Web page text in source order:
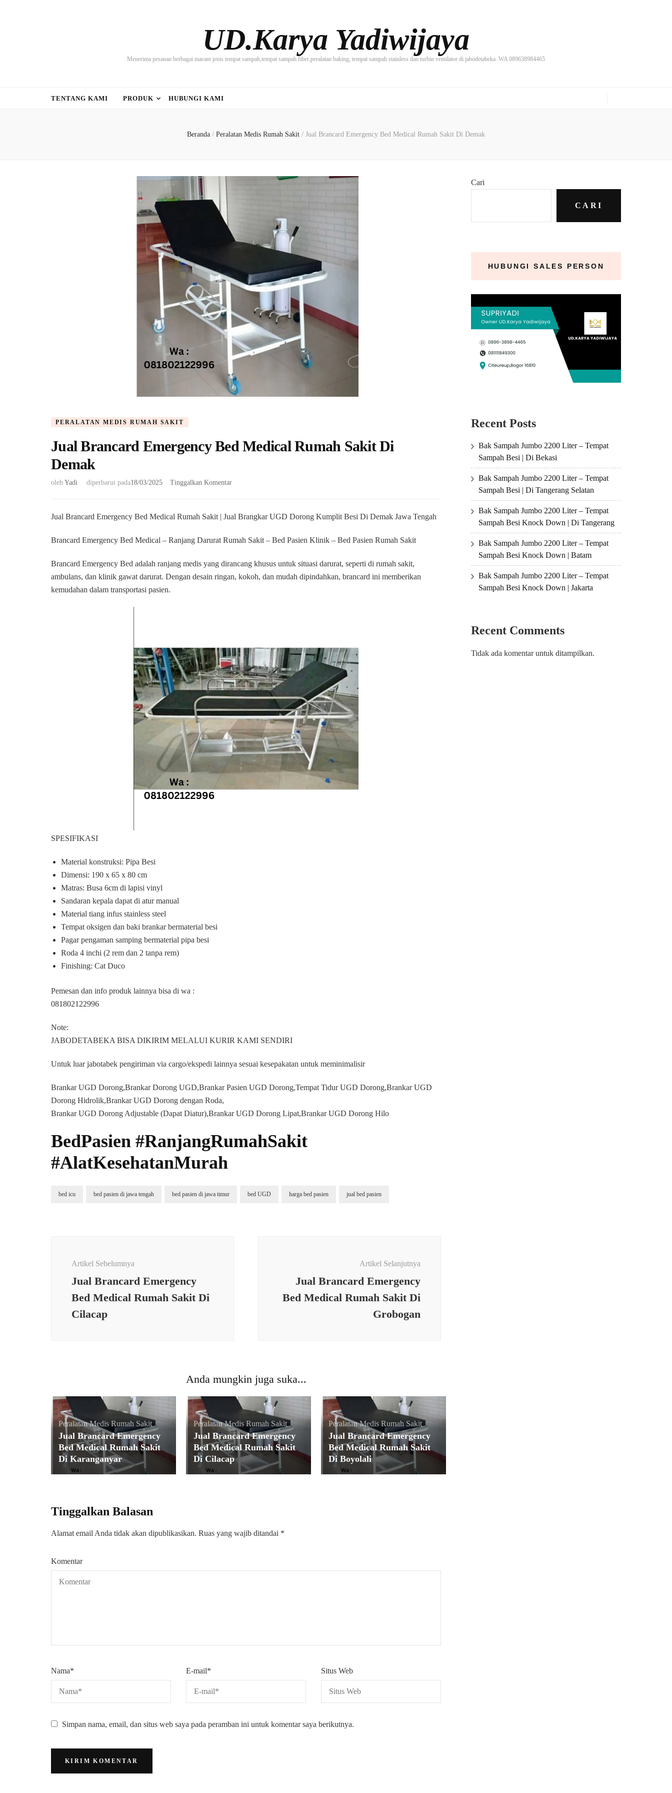
UD.Karya Yadiwijaya
Menerima pesanan berbagai macam jenis tempat sampah,tempat sampah fiber,peralatan baking, tempat sampah stainless dan turbin ventilator di jabodetabeka. WA 089638984465
TENTANG KAMI PRODUK HUBUNGI KAMI
Beranda / Peralatan Medis Rumah Sakit / Jual Brancard Emergency Bed Medical Rumah Sakit Di Demak
PERALATAN MEDIS RUMAH SAKIT
Jual Brancard Emergency Bed Medical Rumah Sakit Di
Demak
oleh Yadi diperbarui pada18/03/2025 Tinggalkan Komentarpada
Emergency
Rumah
Di
Demak
Jual Brancard Emergency Bed Medical Rumah Sakit | Jual Brangkar UGD Dorong Kumplit Besi Di Demak Jawa Tengah
Brancard Emergency Bed Medical – Ranjang Darurat Rumah Sakit – Bed Pasien Klinik – Bed Pasien Rumah Sakit
Brancard Emergency Bed adalah ranjang medis yang dirancang khusus untuk situasi darurat, seperti di rumah sakit,
ambulans, dan klinik gawat darurat. Dengan desain ringan, kokoh, dan mudah dipindahkan, brancard ini memberikan
kemudahan dalam transportasi pasien.
SPESIFIKASI
Material konstruksi: Pipa Besi
Dimensi: 190 x 65 x 80 cm
Matras: Busa 6cm di lapisi vinyl
Sandaran kepala dapat di atur manual
Material tiang infus stainless steel
Tempat oksigen dan baki brankar bermaterial besi
Pagar pengaman samping bermaterial pipa besi
Roda 4 inchi (2 rem dan 2 tanpa rem)
Finishing: Cat Duco
Pemesan dan info produk lainnya bisa di wa :
081802122996
Note:
JABODETABEKA BISA DIKIRIM MELALUI KURIR KAMI SENDIRI
Untuk luar jabotabek pengiriman via cargo/ekspedi lainnya sesuai kesepakatan untuk meminimalisir
Brankar UGD Dorong,Brankar Dorong UGD,Brankar Pasien UGD Dorong,Tempat Tidur UGD Dorong,Brankar UGD
Dorong Hidrolik,Brankar UGD Dorong dengan Roda,
Brankar UGD Dorong Adjustable (Dapat Diatur),Brankar UGD Dorong Lipat,Brankar UGD Dorong Hilo
BedPasien #RanjangRumahSakit
#AlatKesehatanMurah
bed icu bed pasien di jawa tengah bed pasien di jawa timur bed UGD harga bed pasien jual bed pasien
Artikel Sebelumnya
Jual Brancard Emergency
Bed Medical Rumah Sakit Di
Cilacap
Artikel Selanjutnya
Jual Brancard Emergency
Bed Medical Rumah Sakit Di
Grobogan
Anda mungkin juga suka...
Peralatan Medis Rumah Sakit
Jual Brancard Emergency
Bed Medical Rumah Sakit
Di Karanganyar
Peralatan Medis Rumah Sakit
Jual Brancard Emergency
Bed Medical Rumah Sakit
Di Cilacap
Peralatan Medis Rumah Sakit
Jual Brancard Emergency
Bed Medical Rumah Sakit
Di Boyolali
Tinggalkan Balasan
Alamat email Anda tidak akan dipublikasikan. Ruas yang wajib ditandai *
Komentar
Nama* E-mail* Situs Web
Simpan nama, email, dan situs web saya pada peramban ini untuk komentar saya berikutnya.
Cari
CARI
HUBUNGI SALES PERSON
Recent Posts
Bak Sampah Jumbo 2200 Liter – Tempat
Sampah Besi | Di Bekasi
Bak Sampah Jumbo 2200 Liter – Tempat
Sampah Besi | Di Tangerang Selatan
Bak Sampah Jumbo 2200 Liter – Tempat
Sampah Besi Knock Down | Di Tangerang
Bak Sampah Jumbo 2200 Liter – Tempat
Sampah Besi Knock Down | Batam
Bak Sampah Jumbo 2200 Liter – Tempat
Sampah Besi Knock Down | Jakarta
Recent Comments
Tidak ada komentar untuk ditampilkan.